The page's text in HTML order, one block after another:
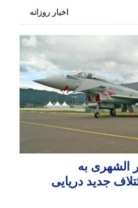
اخبار روزانه
الشهری به
جدید دریایی